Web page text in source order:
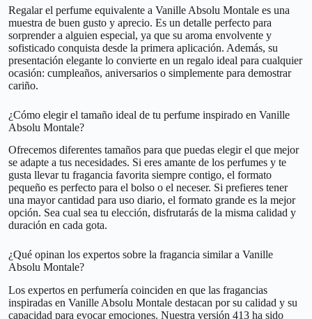
Regalar el perfume equivalente a Vanille Absolu Montale es una
muestra de buen gusto y aprecio. Es un detalle perfecto para
sorprender a alguien especial, ya que su aroma envolvente y
sofisticado conquista desde la primera aplicación. Además, su
presentación elegante lo convierte en un regalo ideal para cualquier
ocasión: cumpleaños, aniversarios o simplemente para demostrar
cariño.
¿Cómo elegir el tamaño ideal de tu perfume inspirado en Vanille
Absolu Montale?
Ofrecemos diferentes tamaños para que puedas elegir el que mejor
se adapte a tus necesidades. Si eres amante de los perfumes y te
gusta llevar tu fragancia favorita siempre contigo, el formato
pequeño es perfecto para el bolso o el neceser. Si prefieres tener
una mayor cantidad para uso diario, el formato grande es la mejor
opción. Sea cual sea tu elección, disfrutarás de la misma calidad y
duración en cada gota.
¿Qué opinan los expertos sobre la fragancia similar a Vanille
Absolu Montale?
Los expertos en perfumería coinciden en que las fragancias
inspiradas en Vanille Absolu Montale destacan por su calidad y su
capacidad para evocar emociones. Nuestra versión 413 ha sido